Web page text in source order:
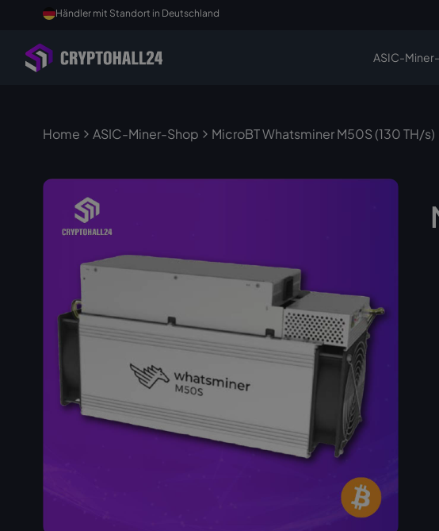
Händler mit Standort in Deutschland
ASIC-
Home ASIC-Miner-Shop MicroBT Whatsminer M50S (130 TH/s)